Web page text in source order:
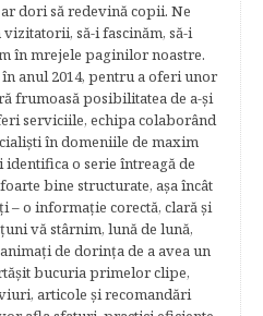
dori să redevină copii. Ne
să-i fascinăm, să-i
în mrejele paginilor noastre.​
anul 2014, pentru a oferi unor
frumoasă posibilitatea de a-şi
serviciile, echipa colaborând
în domeniile de maxim
identifica o serie întreagă de
bine structurate, aşa încât
– o informaţie corectă, clară şi
vă stârnim, lună de lună,
de dorinţa de a avea un
bucuria primelor clipe,
articole şi recomandări